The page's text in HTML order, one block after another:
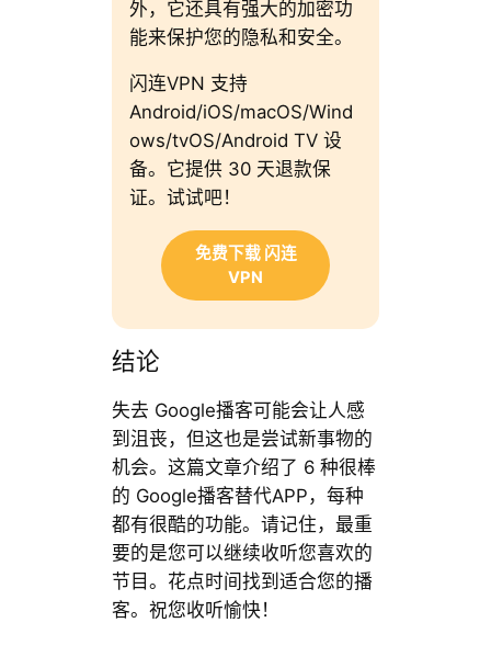
外，它还具有强大的加密功
能来保护您的隐私和安全。
闪连VPN 支持
Android/iOS/macOS/Wind
ows/tvOS/Android TV 设
备。它提供 30 天退款保
证。试试吧！
免费下载 闪连
VPN
结论
失去 Google播客可能会让人感
到沮丧，但这也是尝试新事物的
机会。这篇文章介绍了 6 种很棒
的 Google播客替代APP，每种
都有很酷的功能。请记住，最重
要的是您可以继续收听您喜欢的
节目。花点时间找到适合您的播
客。祝您收听愉快！